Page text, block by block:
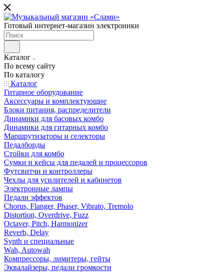
Готовый интернет-магазин электроники
Каталог
По всему сайту
По каталогу
Каталог
Гитарное оборудование
Аксессуары и комплектующие
Блоки питания, распределители
Динамики для басовых комбо
Динамики для гитарных комбо
Маршрутизаторы и селекторы
Педалборды
Стойки для комбо
Сумки и кейсы для педалей и процессоров
Футсвитчи и контроллеры
Чехлы для усилителей и кабинетов
Электронные лампы
Педали эффектов
Chorus, Flanger, Phaser, Vibrato, Tremolo
Distortion, Overdrive, Fuzz
Octaver, Pitch, Harmonizer
Reverb, Delay
Synth и специальные
Wah, Autowah
Компрессоры, лимитеры, гейты
Эквалайзеры, педали громкости